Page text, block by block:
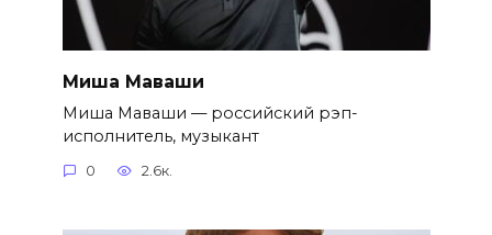
Миша Маваши
Миша Маваши — российский рэп-
исполнитель, музыкант
0 2.6к.